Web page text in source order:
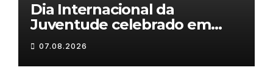
Dia Internacional da
Juventude celebrado em
Chaves com atividades
gratuitas
07.08.2026